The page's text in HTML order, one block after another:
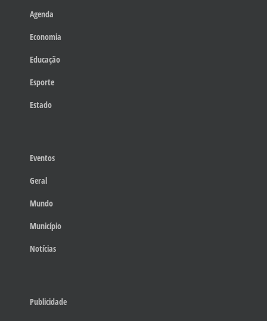
Agenda
Economia
Educação
Esporte
Estado
Eventos
Geral
Mundo
Município
Notícias
Publicidade